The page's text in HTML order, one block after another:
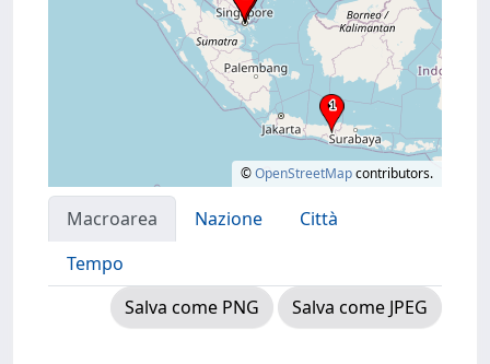
©OpenStreetMapcontributors.
Macroarea Nazione
Città
Tempo
Salva come PNG
Salva come JPEG